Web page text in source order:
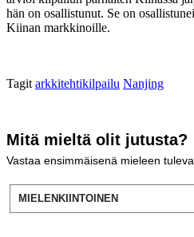
hän on osallistunut. Se on
Kiinan markkinoille.
Tagit arkkitehtikilpailu Nanjing
Mitä mieltä olit jutusta?
Vastaa ensimmäisenä mieleen tuleva
MIELENKIINTOINEN